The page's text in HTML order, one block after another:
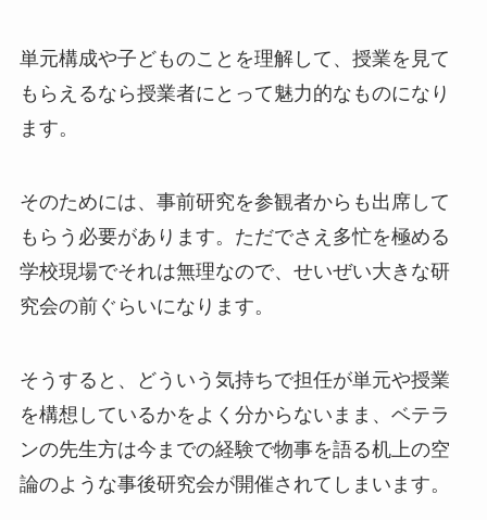
単元構成や子どものことを理解して、授業を見て
もらえるなら授業者にとって魅力的なものになり
ます。
そのためには、事前研究を参観者からも出席して
もらう必要があります。ただでさえ多忙を極める
学校現場でそれは無理なので、せいぜい大きな研
究会の前ぐらいになります。
そうすると、どういう気持ちで担任が単元や授業
を構想しているかをよく分からないまま、ベテラ
ンの先生方は今までの経験で物事を語る机上の空
論のような事後研究会が開催されてしまいます。